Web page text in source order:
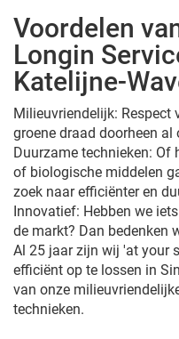
Voordelen
Longin
Katelijne-
Milieuvriendelijk: Respect
groene draad doorheen
Duurzame technieken: Of
of biologische middelen
zoek naar efficiënter en
Innovatief: Hebben we
de markt? Dan bedenken
Al 25 jaar zijn wij 'at your
efficiënt op te lossen in
van onze
technieken.